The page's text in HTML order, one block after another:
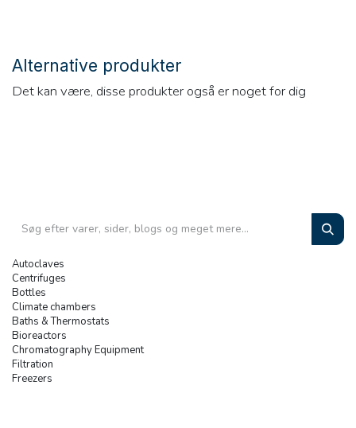
Alternative produkter
Det kan være, disse produkter også er noget for dig
Autoclaves
Centrifuges
Bottles
Climate chambers
Baths & Thermostats
Bioreactors
Chromatography Equipment
Filtration
Freezers